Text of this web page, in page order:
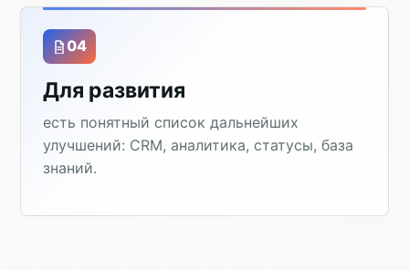
04
Для развития
есть понятный список дальнейших
улучшений: CRM, аналитика, статусы, база
знаний.